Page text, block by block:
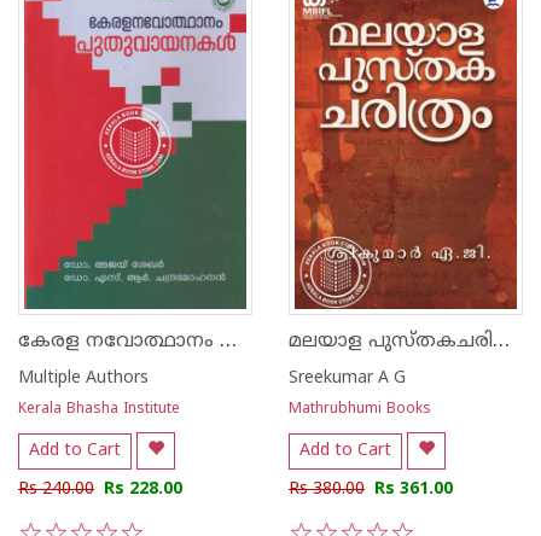
കേരള നവോത്ഥാനം പുതു വായനകള്‍
Multiple Authors
Kerala Bhasha Institute
Add to Cart
Rs 240.00 Rs 228.00
മലയാള പുസ്തകചരിത്രം
Sreekumar A G
Mathrubhumi Books
Add to Cart
Rs 380.00 Rs 361.00